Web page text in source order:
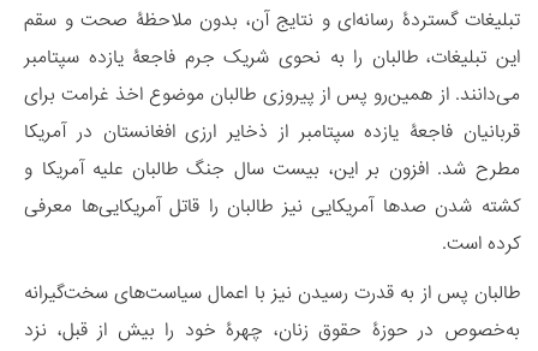
تبلیغات گستردۀ رسانه‌ای و نتایج آن، بدون ملاحظۀ صحت و سقم
این تبلیغات، طالبان را به نحوی شریک جرم فاجعۀ یازده سپتامبر
می‌دانند. از همین‌رو پس از پیروزی طالبان موضوع اخذ غرامت برای
قربانیان فاجعۀ یازده سپتامبر از ذخایر ارزی افغانستان در آمریکا
مطرح شد. افزون بر این، بیست سال جنگ طالبان علیه آمریکا و
کشته شدن صدها آمریکایی نیز طالبان را قاتل آمریکایی‌ها معرفی
کرده است.
طالبان پس از به قدرت رسیدن نیز با اعمال سیاست‌های سخت‌گیرانه
به‌خصوص در حوزۀ حقوق زنان، چهرۀ خود را بیش از قبل، نزد